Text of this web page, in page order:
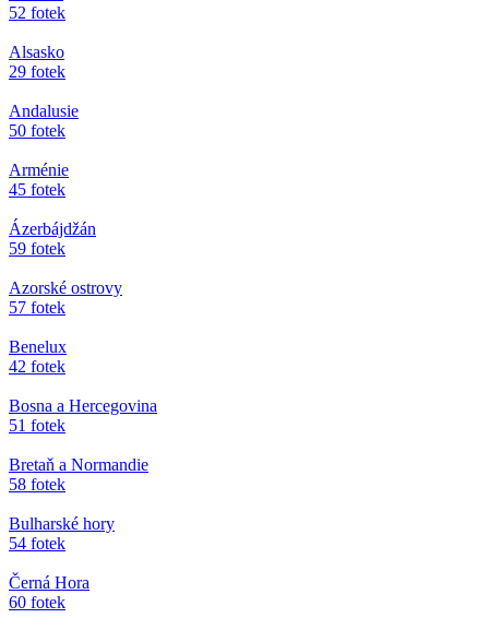
52 fotek
Alsasko
29 fotek
Andalusie
50 fotek
Arménie
45 fotek
Ázerbájdžán
59 fotek
Azorské ostrovy
57 fotek
Benelux
42 fotek
Bosna a Hercegovina
51 fotek
Bretaň a Normandie
58 fotek
Bulharské hory
54 fotek
Černá Hora
60 fotek